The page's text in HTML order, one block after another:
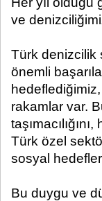
ve
Türk denizcilik
önemli
rakamlar var.
Türk özel
sosyal
Bu duygu ve